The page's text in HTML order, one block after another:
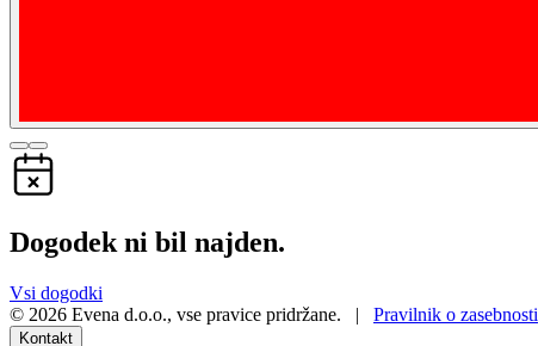
Dogodek ni bil najden.
Vsi dogodki
© 2026 Evena d.o.o., vse pravice pridržane. | Pravilnik o zasebnosti
Kontakt